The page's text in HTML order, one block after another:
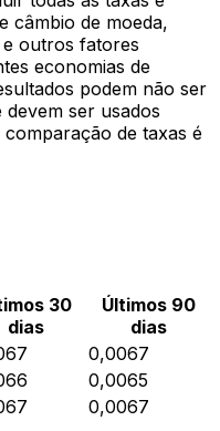
câmbio de moeda,
outros fatores
economias de
podem não ser
devem ser usados
de taxas é
30
dias
Últimos 90
dias
0,0067
0,0065
0,0067